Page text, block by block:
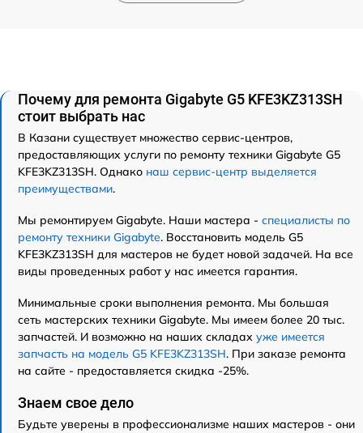
Почему для ремонта Gigabyte G5 KFE3KZ313SH
стоит выбрать нас
В Казани существует множество сервис-центров,
предоставляющих услуги по ремонту техники Gigabyte G5
KFE3KZ313SH. Однако наш сервис-центр выделяется
преимуществами.
Мы ремонтируем Gigabyte. Наши мастера - специалисты по
ремонту техники Gigabyte. Восстановить модель G5
KFE3KZ313SH для мастеров не будет новой задачей. На все
виды проведенных работ у нас имеется гарантия.
Минимальные сроки выполнения ремонта. Мы большая
сеть мастерских техники Gigabyte. Мы имеем более 20 тыс.
запчастей. И возможно на наших складах уже имеется
запчасть на модель G5 KFE3KZ313SH. При заказе ремонта
на сайте - предоставляется скидка -25%.
Знаем свое дело
Будьте уверены в профессионализме наших мастеров - они